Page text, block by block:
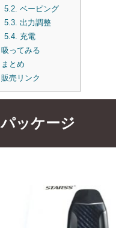
5.2. ベーピング
5.3. 出力調整
5.4. 充電
吸ってみる
まとめ
販売リンク
パッケージ